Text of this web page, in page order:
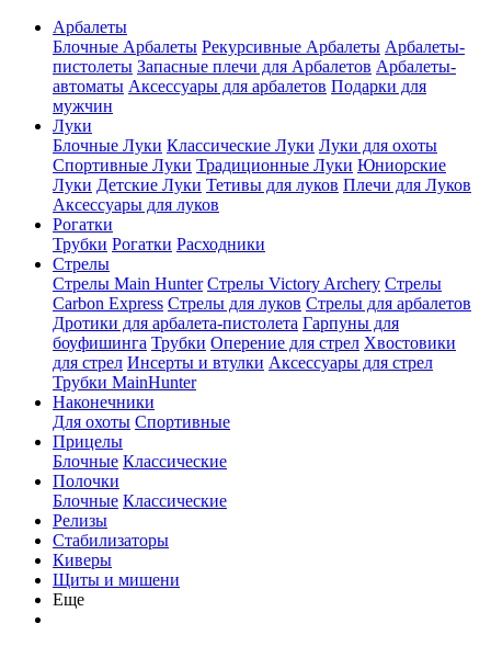
Арбалеты
Блочные Арбалеты Рекурсивные Арбалеты Арбалеты-
пистолеты Запасные плечи для Арбалетов Арбалеты-
автоматы Аксессуары для арбалетов Подарки для
мужчин
Луки
Блочные Луки Классические Луки Луки для охоты
Спортивные Луки Традиционные Луки Юниорские
Луки Детские Луки Тетивы для луков Плечи для Луков
Аксессуары для луков
Рогатки
Трубки Рогатки Расходники
Стрелы
Стрелы Main Hunter Стрелы Victory Archery Стрелы
Carbon Express Стрелы для луков Стрелы для арбалетов
Дротики для арбалета-пистолета Гарпуны для
боуфишинга Трубки Оперение для стрел Хвостовики
для стрел Инсерты и втулки Аксессуары для стрел
Трубки MainHunter
Наконечники
Для охоты Спортивные
Прицелы
Блочные Классические
Полочки
Блочные Классические
Релизы
Стабилизаторы
Киверы
Щиты и мишени
Еще